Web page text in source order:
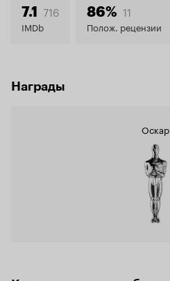
7.9
7.1 716
IMDb
86% 11
Полож. рецензии
Награды
Оскар